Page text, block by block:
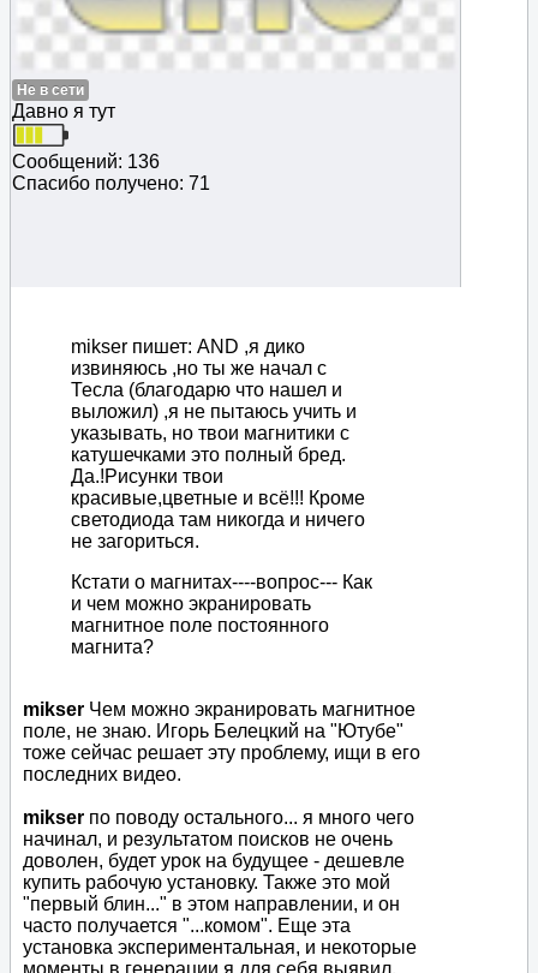
Не в сети
Давно я тут
Сообщений: 136
Спасибо получено: 71
mikser пишет: АND ,я дико
извиняюсь ,но ты же начал с
Тесла (благодарю что нашел и
выложил) ,я не пытаюсь учить и
указывать, но твои магнитики с
катушечками это полный бред.
Да.!Рисунки твои
красивые,цветные и всё!!! Кроме
светодиода там никогда и ничего
не загориться.
Кстати о магнитах----вопрос--- Как
и чем можно экранировать
магнитное поле постоянного
магнита?
mikser Чем можно экранировать магнитное
поле, не знаю. Игорь Белецкий на "Ютубе"
тоже сейчас решает эту проблему, ищи в его
последних видео.
mikser по поводу остального... я много чего
начинал, и результатом поисков не очень
доволен, будет урок на будущее - дешевле
купить рабочую установку. Также это мой
"первый блин..." в этом направлении, и он
часто получается "...комом". Еще эта
установка экспериментальная, и некоторые